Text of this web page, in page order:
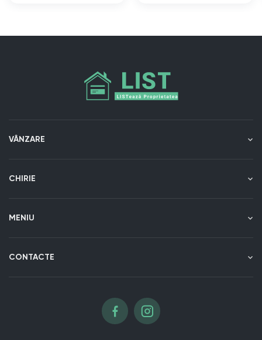
VÂNZARE
CHIRIE
MENIU
CONTACTE